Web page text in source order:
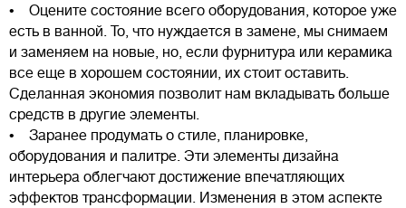
• Оцените состояние всего оборудования, которое уже
есть в ванной. То, что нуждается в замене, мы снимаем
и заменяем на новые, но, если фурнитура или керамика
все еще в хорошем состоянии, их стоит оставить.
Сделанная экономия позволит нам вкладывать больше
средств в другие элементы.
• Заранее продумать о стиле, планировке,
оборудования и палитре. Эти элементы дизайна
интерьера облегчают достижение впечатляющих
эффектов трансформации. Изменения в этом аспекте